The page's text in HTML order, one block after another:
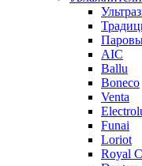
AIC
Ballu
Boneco
Venta
Funai
Loriot
Royal